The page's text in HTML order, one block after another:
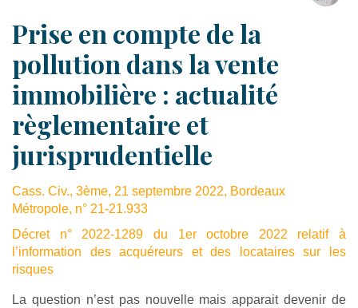
Prise en compte de la
pollution dans la vente
immobilière : actualité
règlementaire et
jurisprudentielle
Cass. Civ., 3ème, 21 septembre 2022, Bordeaux
Métropole, n° 21-21.933
Décret n° 2022-1289 du 1er octobre 2022 relatif à
l’information des acquéreurs et des locataires sur les
risques
La question n’est pas nouvelle mais apparait devenir de